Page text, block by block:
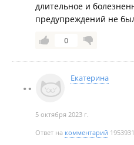
длительное и
предупреждений не
0
Екатерина
5 октября 2023 г.
Ответ на комментарий